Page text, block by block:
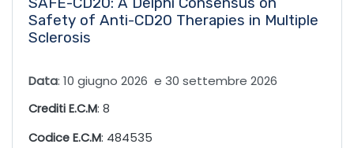
Safety of Anti-CD20 Therapies in Multiple
Sclerosis
Data: 10 giugno 2026 e 30 settembre 2026
Crediti E.C.M: 8
Codice E.C.M: 484535